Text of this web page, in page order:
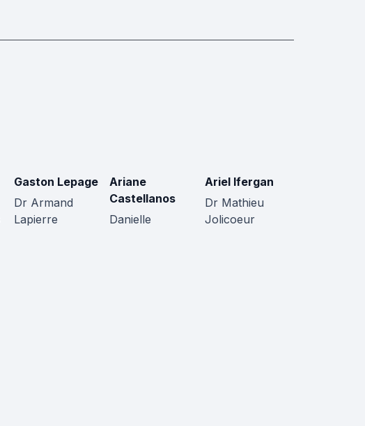
Gaston Lepage
Dr Armand
Lapierre
Ariane
Castellanos
Danielle
Ariel Ifergan
Dr Mathieu
Jolicoeur